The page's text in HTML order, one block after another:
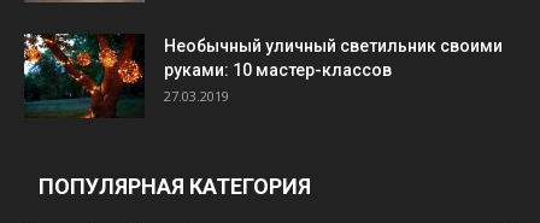
Необычный уличный светильник своими
руками: 10 мастер-классов
27.03.2019
ПОПУЛЯРНАЯ КАТЕГОРИЯ